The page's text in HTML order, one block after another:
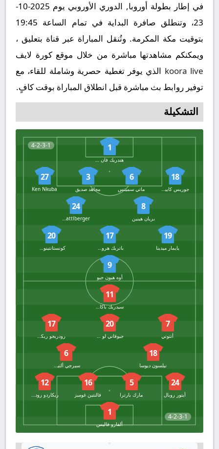
في إطار بطولة أوروبا, الدوري الأوروبي يوم 2025-10-
23، وتنطلق صافرة البداية في تمام الساعة 19:45
بتوقيت مكة المكرمة. وتُنقل المباراة عبر قناة بتعليق ،
ويمكنكم مشاهدتها مباشرة من خلال موقع كورة لايف
koora live الذي يوفر تغطية حصرية وشاملة للقاء، مع
توفير روابط بث مباشرة قبل انطلاق المباراة بوقت كافٍ.
التشكيلة
4-2-3-1 1
هندريك فان كرومبروج
18
جوريس كاييمبي
6
ماتي سميتس
3
مجاهد صديق
27
Ken Nkuba
8
بريان هينين
24
Nikolas Sattlberger
19
يايمار ميدينا
17
باتريك هروسوفسكي
20
كونستانتينوس كاريتساس
9
أوه هيون جيو
4-2-3-1
11
سيدريك باكامبو
7
أنتوني
20
جيوفاني لو سيلسو
17
رودريجو ريكيلمي
18
نيلسون ديوسا
6
سيرجي ألتيميرا
24
أيتور روبال
5
مارك بارترا
16
فالنتين غوميز
12
ريكاردو رودريجيز
1
ألفارو فاليس